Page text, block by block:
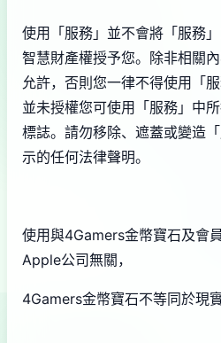
使用「服務」並不會將「服務
智慧財產權授予您。除非相關
允許，否則您一律不得使用「
並未授權您可使用「服務」中
標誌。請勿移除、遮蓋或變造
示的任何法律聲明。
使用與4Gamers金幣寶石及會
Apple公司無關，
4Gamers金幣寶石不等同於現實